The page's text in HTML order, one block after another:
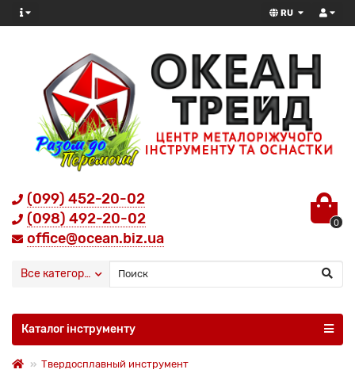
RU
(099) 452-20-02
(098) 492-20-02
office@ocean.biz.ua
0
Все категории
Каталог інструменту
Твердосплавный инструмент